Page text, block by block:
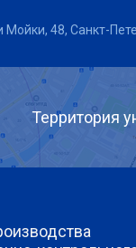
48, Санкт-
Территория